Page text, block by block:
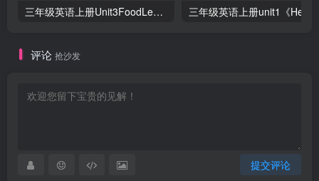
三年级英语上册Unit3FoodLesson2同步练习1（人教版一起点）
评论 抢沙发
提交评论